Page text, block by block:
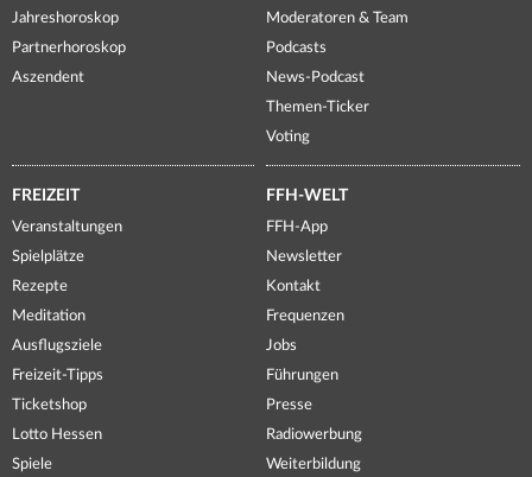
Jahreshoroskop
Partnerhoroskop
Aszendent
Moderatoren & Team
Podcasts
News-Podcast
Themen-Ticker
Voting
FREIZEIT
Veranstaltungen
Spielplätze
Rezepte
Meditation
Ausflugsziele
Freizeit-Tipps
Ticketshop
Lotto Hessen
Spiele
FFH-WELT
FFH-App
Newsletter
Kontakt
Frequenzen
Jobs
Führungen
Presse
Radiowerbung
Weiterbildung